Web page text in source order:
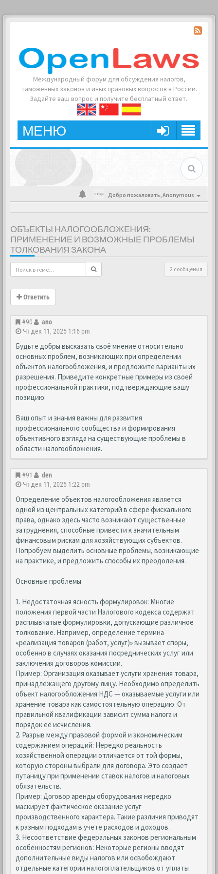
Международный форум для обсуждения налогов,
таможенных законов и иных правовых вопросов в России.
Задайте ваш вопрос и получите бесплатный ответ.
МЕНЮ
Добро пожаловать,Anonymous
ОБЪЕКТЫ НАЛОГООБЛОЖЕНИЯ:
ПРИМЕНЕНИЕ И ВОЗМОЖНЫЕ ПРОБЛЕМЫ
ТОЛКОВАНИЯ ЗАКОНА
2 сообщения
Ответить
#90
ano
Чт дек 11, 2025 1:16 pm
Будьте добры высказать своё мнение относительно
основных проблем, возникающих при определении
объектов налогообложения, и предложите варианты их
разрешения. Приведите конкретные примеры из своей
профессиональной практики, подтверждающие вашу
позицию.
Ваш опыт и знания важны для развития
профессионального сообщества и формирования
объективного взгляда на существующие проблемы в
области налогообложения.
#91
den
Чт дек 11, 2025 1:22 pm
Определение объектов налогообложения является
одной из центральных категорий в сфере фискального
права, однако здесь часто возникают существенные
затруднения, способные привести к значительным
финансовым рискам для хозяйствующих субъектов.
Попробуем выделить основные проблемы, возникающие
на практике, и предложить способы их преодоления.
Основные проблемы
1. Недостаточная ясность формулировок: Многие
положения первой части Налогового кодекса содержат
расплывчатые формулировки, допускающие различное
толкование. Например, определение термина
«реализация товаров (работ, услуг)» вызывает споры,
особенно в случаях оказания посреднических услуг или
заключения договоров комиссии.
Пример: Организация оказывает услуги хранения товара,
принадлежащего другому лицу. Необходимо определить
объект налогообложения НДС — оказываемые услуги или
хранение товара как самостоятельную операцию. От
правильной квалификации зависит сумма налога и
порядок её исчисления.
2. Разрыв между правовой формой и экономическим
содержанием операций: Нередко реальность
хозяйственной операции отличается от той формы,
которую стороны выбрали для договора. Это создаёт
путаницу при применении ставок налогов и налоговых
обязательств.
Пример: Договор аренды оборудования нередко
маскирует фактическое оказание услуг
производственного характера. Такие различия приводят
к разным подходам в учете расходов и доходов.
3. Несоответствие федеральных законов региональным
особенностям регионов: Некоторые регионы вводят
дополнительные виды налогов или освобождают
отдельные категории налогоплательщиков от уплаты